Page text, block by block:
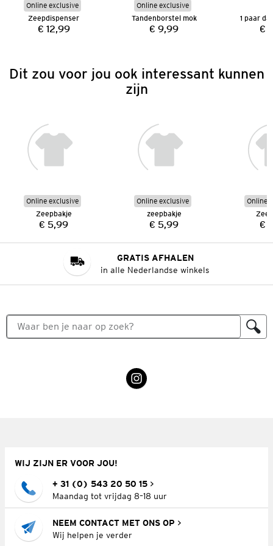
Online exclusive
Zeepdispenser
Prijs:
€ 12,99
Online exclusive
Tandenborstel mok
Prijs:
€ 9,99
1 paar
€
Dit zou voor jou ook interessant kunnen
zijn
Online exclusive
Zeepbakje
Prijs:
€ 5,99
Online exclusive
zeepbakje
Prijs:
€ 5,99
Online
€
GRATIS AFHALEN
in alle Nederlandse winkels
WIJ ZIJN ER VOOR JOU!
+ 31 (0) 543 20 50 15
Maandag tot vrijdag 8–18 uur
NEEM CONTACT MET ONS OP
Wij helpen je verder